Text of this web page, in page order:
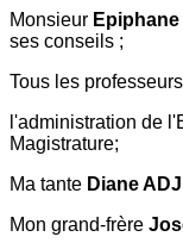
Monsieur Epiphane
ses conseils ;
Tous les
l'administration de
Magistrature;
Ma tante Diane
Mon grand-frère